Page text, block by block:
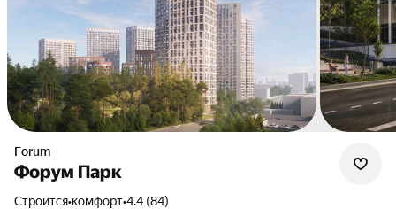
Forum
Форум Парк
Строится•комфорт•4.4 (84)